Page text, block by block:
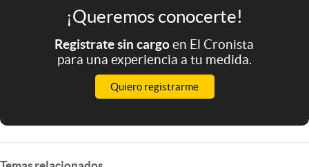
¡Queremos conocerte!
Registrate sin cargoen El Cronista
para una experiencia a tu medida.
Quiero registrarme